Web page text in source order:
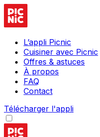
L’appli Picnic
Cuisiner avec Picnic
Offres & astuces
À propos
FAQ
Contact
Télécharger l'appli